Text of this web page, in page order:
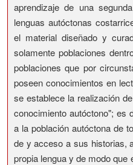
aprendizaje de una
lenguas autóctonas
el material diseñado y
solamente poblaciones
poblaciones que por
poseen conocimientos en
se establece la realización
conocimiento autóctono"; es
a la población autóctona de
de y acceso a sus historias,
propia lengua y de modo